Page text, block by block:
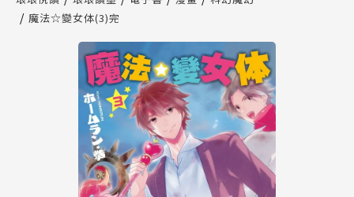
【公告】琅琅讀墨數位閱讀資產合併與書櫃開通申請
魔法☆變女体(3)完